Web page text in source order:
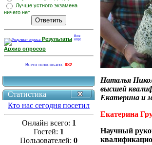
Лучше устного экзамена
ничего нет
Результаты
Архив опросов
Всего голосовало: 982
Статистика
Кто нас сегодня посетил
Онлайн всего: 1
Гостей: 1
Пользователей: 0
Наталья
высшей
Екатерина и
Екатерина
Научный